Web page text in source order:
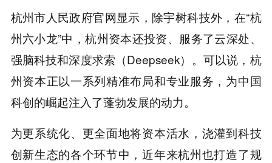
杭州市人民政府官网显示，除宇树科技外，在“杭
州六小龙”中，杭州资本还投资、服务了云深处、
强脑科技和深度求索（Deepseek）。可以说，杭
州资本正以一系列精准布局和专业服务，为中国
科创的崛起注入了蓬勃发展的动力。
为更系统化、更全面地将资本活水，浇灌到科技
创新生态的各个环节中，近年来杭州也打造了规